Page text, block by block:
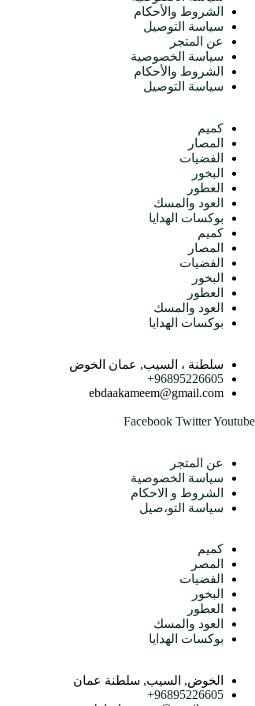
الشروط والأحكام
سياسة التوصيل
عن المتجر
سياسة الخصوصية
الشروط والأحكام
سياسة التوصيل
كميم
المصار
الفضيات
البخور
العطور
العود والمسك
بوكسات الهدايا
كميم
المصار
الفضيات
البخور
العطور
العود والمسك
بوكسات الهدايا
سلطنة ، السيب, عمان الخوض
96895226605+
ebdaakameem@gmail.com
Facebook TwitterYoutube
عن المتجر
سياسة الخصوصية
الشروط و الاحكام
سياسة التو،صيل
كميم
المصر
الفضيات
البخور
العطور
العود والمسك
بوكسات الهدايا
الخوض, السيب, سلطنة عمان
96895226605+